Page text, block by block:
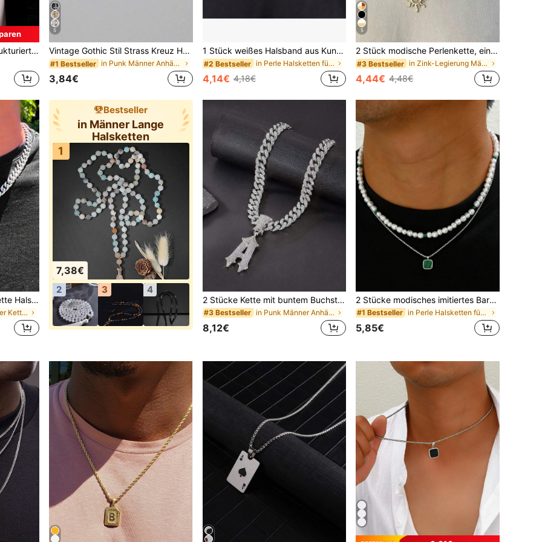
Modische und beliebte strukturierte rechteckige Charm-Halskette für Herren aus Edelstahl als Schmuckgeschenk und für einen stilvollen Look
5
Vintage Gothic Stil Strass Kreuz Halskette, verblassungsresistent, modische unisex Hiphop Kette Halskette
#1 Bestseller in Punk Männer Anhänger Halsketten
3,84€
1 Stück weißes Halsband aus Kunstperle, Herrenmode Perlen Schlüsselbein Kette, perfektes Festival Geschenk für den Freund im Sommer
#2 Bestseller in Perle Halsketten für Herren
4,14€ 4,18€
5
2 Stück modische Perlenkette, einzigartiger hochwertiger Sonnenanhänger Doppelschicht Choker Kette, unisex lässige Kette für den Sommer, Paar Kette
#3 Bestseller in Zink-Legierung Männer Anhänger Halsketten
4,44€ 4,48€
Männer Einfache Gliederkette Halskette, Stilvolle Edelstahl Halskette Als Geschenk Für Ihn
in Lässig Männer Kette Halsketten
Bestseller
in Männer Lange
Halsketten
1
7,38€
2 3 4
2 Stücke Kette mit buntem Buchstabenanhänger Set, Miami Link Kette Hip Hop Schmuck, perfektes Geschenk für Frauen und Jungen
#3 Bestseller in Punk Männer Anhänger Halsketten
8,12€
2 Stücke modisches imitiertes Barock-Perlen & Türkis Anhänger Halsketten Set, Edelstahlkette, geeignet für Herren Alltag, Geschäft, Party Accessoires (Barock-Perlengröße & -menge zufällig)
#1 Bestseller in Perle Halsketten für Herren
5,85€